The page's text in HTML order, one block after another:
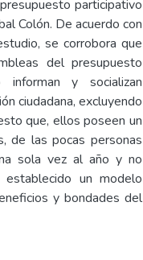
participativo
Colón. De acuerdo con
se corrobora que
del presupuesto
y socializan
ciudadana, excluyendo
que, ellos poseen un
de las pocas personas
sola vez al año y no
un modelo
y bondades del